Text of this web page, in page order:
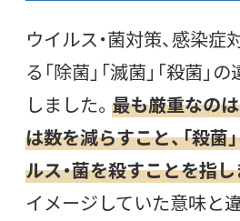
ウイルス・菌対策、感染
る「除菌」「滅菌」「殺菌
しました。 最も厳重なのは
は数を減らすこと、「殺菌
ルス・菌を殺すことを指し
イメージしていた意味と